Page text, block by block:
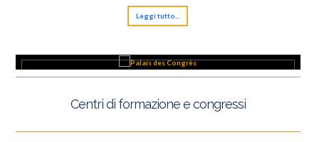
Leggi tutto...
Centri di formazione e congressi